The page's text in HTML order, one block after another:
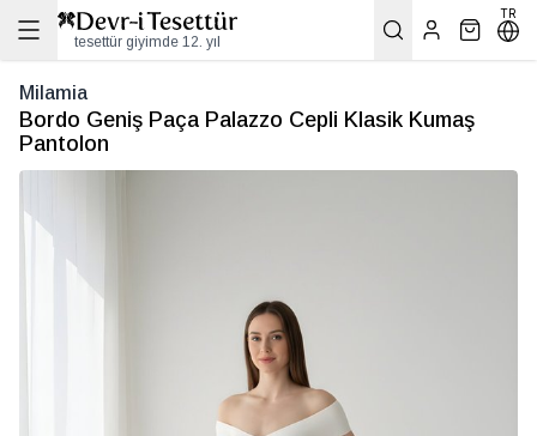
tesettür giyimde 12. yıl
TR
Milamia
Bordo Geniş Paça Palazzo Cepli Klasik Kumaş
Pantolon